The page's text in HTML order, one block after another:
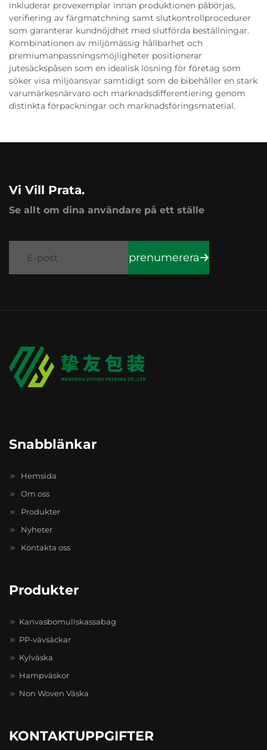
inkluderar provexemplar innan produktionen påbörjas,
verifiering av färgmatchning samt slutkontrollprocedurer
som garanterar kundnöjdhet med slutförda beställningar.
Kombinationen av miljömässig hållbarhet och
premiumanpassningsmöjligheter positionerar
jutesäckspåsen som en idealisk lösning för företag som
söker visa miljöansvar samtidigt som de bibehåller en stark
varumärkesnärvaro och marknadsdifferentiering genom
distinkta förpackningar och marknadsföringsmaterial.
Vi Vill Prata.
Se allt om dina användare på ett ställe
prenumerera
Snabblänkar
Hemsida
Om oss
Produkter
Nyheter
Kontakta oss
Produkter
Kanvasbomullskassabag
PP-vävsäckar
Kylväska
Hampväskor
Non Woven Väska
KONTAKTUPPGIFTER